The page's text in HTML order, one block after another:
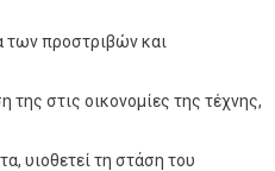
των προστριβών και
στις οικονομίες της τέχνης,
υιοθετεί τη στάση του